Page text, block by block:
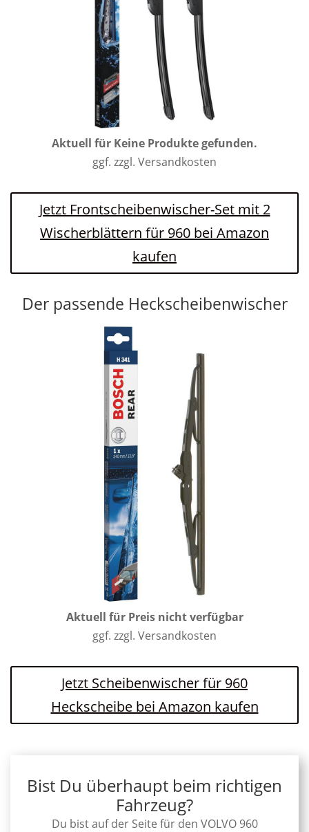
Aktuell für Keine Produkte gefunden.
ggf. zzgl. Versandkosten
Jetzt Frontscheibenwischer-Set mit 2
Wischerblättern für 960 bei Amazon
kaufen
Der passende Heckscheibenwischer
Aktuell für Preis nicht verfügbar
ggf. zzgl. Versandkosten
Jetzt Scheibenwischer für 960
Heckscheibe bei Amazon kaufen
Bist Du überhaupt beim richtigen
Fahrzeug?
Du bist auf der Seite für den VOLVO 960